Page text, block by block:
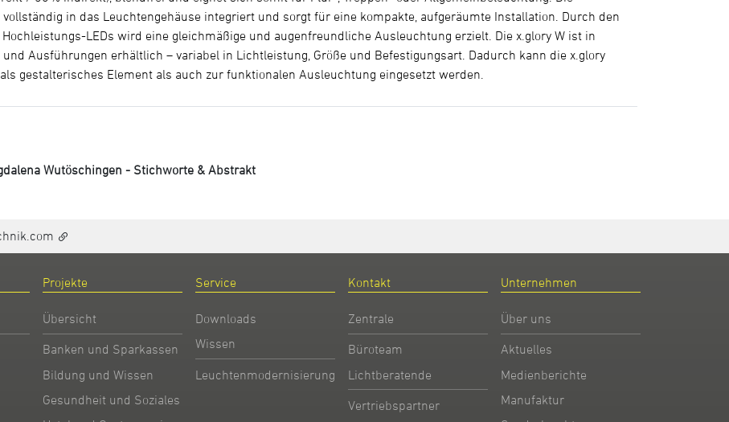
in das Leuchtengehäuse integriert und sorgt für eine kompakte, aufgeräumte Installation. Durch den
LEDs wird eine gleichmäßige und augenfreundliche Ausleuchtung erzielt. Die x.glory W ist in
Ausführungen erhältlich – variabel in Lichtleistung, Größe und Befestigungsart. Dadurch kann die x.glory
gestalterisches Element als auch zur funktionalen Ausleuchtung eingesetzt werden.
Wutöschingen - Stichworte & Abstrakt
Projekte
Übersicht
Banken und Sparkassen
Bildung und Wissen
Gesundheit und Soziales
Service
Downloads
Wissen
Leuchtenmodernisierung
Kontakt
Zentrale
Büroteam
Lichtberatende
Vertriebspartner
Unternehmen
Über uns
Aktuelles
Medienberichte
Manufaktur